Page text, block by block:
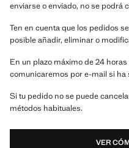
enviarse o enviado, no se podrá
Ten en cuenta que los pedidos
posible añadir, eliminar o
En un plazo máximo de 24
comunicaremos por e-mail si ha
Si tu pedido no se puede
métodos habituales.
VER